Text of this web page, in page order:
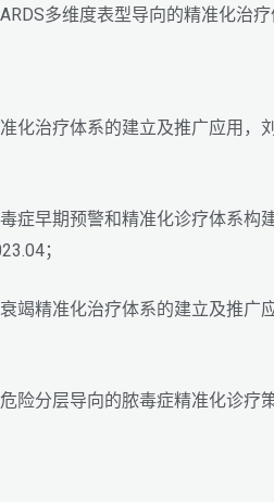
多维度表型导向的精准化治
化治疗体系的建立及推广应用，
症早期预警和精准化诊疗体系
；
竭精准化治疗体系的建立及推广
险分层导向的脓毒症精准化诊疗